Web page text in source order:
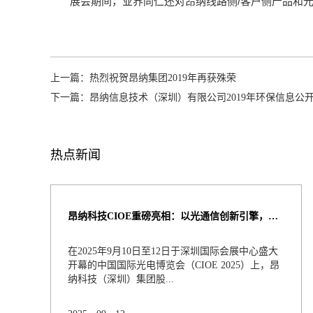
上一篇： 热烈祝贺昂纳集团2019年再获殊荣
下一篇： 昂纳信息技术（深圳）有限公司2019年环保信息公
热点新闻
昂纳科技CIOE重磅亮相：以光通信创新引擎，驱动AI与算力互联新时代
在2025年9月10日至12日于深圳国际会展中心盛大
开幕的中国国际光电博览会（CIOE 2025）上，昂
纳科技（深圳）集团股...